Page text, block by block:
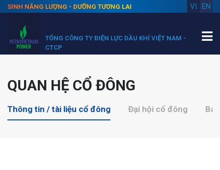
SINH NĂNG LƯỢNG - DƯỠNG TƯƠNG LAI EN
VI
TỔNG CÔNG TY ĐIỆN LỰC DẦU KHÍ VIỆT NAM -
CTCP
QUAN HỆ CỔ ĐÔNG
Thông tin / tài liệu cổ đông Đại hội cổ đông